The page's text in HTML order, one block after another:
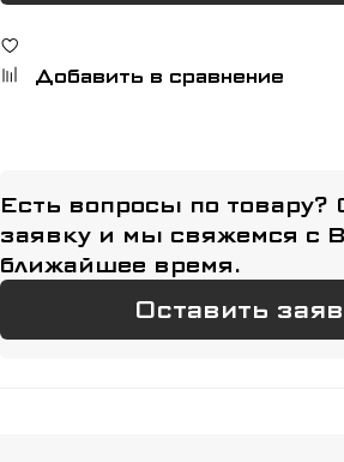
Добавить в сравнение
Есть вопросы по товару?
заявку и мы свяжемся с
ближайшее время.
Оставить